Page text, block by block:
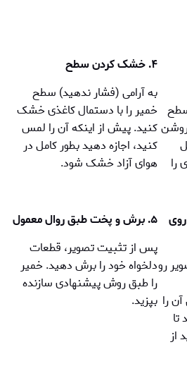
را
۴. خشک کردن سطح
به آرامی (فشار ندهید) سطح
خمیر را با دستمال کاغذی خشک
کنید. پیش از اینکه آن را لمس
کنید، اجازه دهید بطور کامل در
هوای آزاد خشک شود.
روی
رو
را
از
۵. برش و پخت طبق روال معمول
پس از تثبيت تصوير، قطعات
دلخواه خود را برش دهید. خمير
را طبق روش پیشنهادی سازنده
بپزید.